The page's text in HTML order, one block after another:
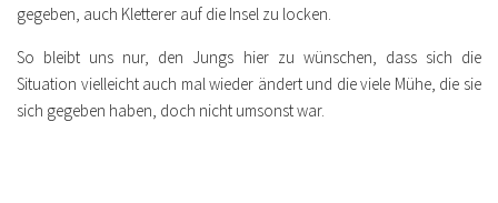
gegeben, auch Kletterer auf die Insel zu locken.
So bleibt uns nur, den Jungs hier zu wünschen, dass sich die
Situation vielleicht auch mal wieder ändert und die viele Mühe, die sie
sich gegeben haben, doch nicht umsonst war.